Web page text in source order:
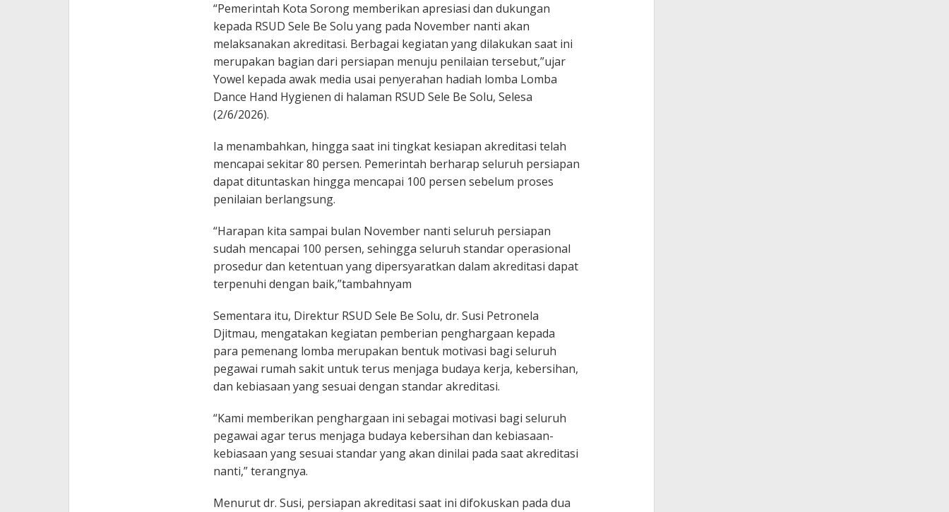
“Pemerintah Kota Sorong memberikan apresiasi dan dukungan
kepada RSUD Sele Be Solu yang pada November nanti akan
melaksanakan akreditasi. Berbagai kegiatan yang dilakukan saat ini
merupakan bagian dari persiapan menuju penilaian tersebut,”ujar
Yowel kepada awak media usai penyerahan hadiah lomba Lomba
Dance Hand Hygienen di halaman RSUD Sele Be Solu, Selesa
(2/6/2026).
Ia menambahkan, hingga saat ini tingkat kesiapan akreditasi telah
mencapai sekitar 80 persen. Pemerintah berharap seluruh persiapan
dapat dituntaskan hingga mencapai 100 persen sebelum proses
penilaian berlangsung.
“Harapan kita sampai bulan November nanti seluruh persiapan
sudah mencapai 100 persen, sehingga seluruh standar operasional
prosedur dan ketentuan yang dipersyaratkan dalam akreditasi dapat
terpenuhi dengan baik,”tambahnyam
Sementara itu, Direktur RSUD Sele Be Solu, dr. Susi Petronela
Djitmau, mengatakan kegiatan pemberian penghargaan kepada
para pemenang lomba merupakan bentuk motivasi bagi seluruh
pegawai rumah sakit untuk terus menjaga budaya kerja, kebersihan,
dan kebiasaan yang sesuai dengan standar akreditasi.
“Kami memberikan penghargaan ini sebagai motivasi bagi seluruh
pegawai agar terus menjaga budaya kebersihan dan kebiasaan-
kebiasaan yang sesuai standar yang akan dinilai pada saat akreditasi
nanti,” terangnya.
Menurut dr. Susi, persiapan akreditasi saat ini difokuskan pada dua